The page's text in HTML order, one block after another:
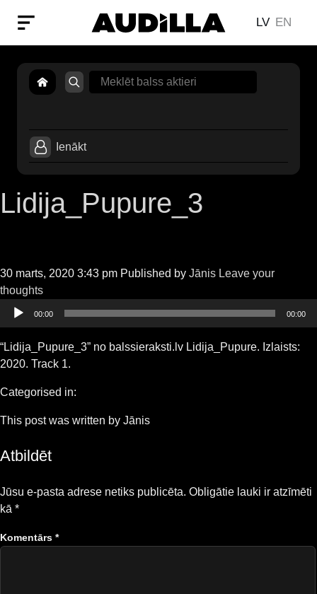
LV EN
Search
for:
Ienākt
Lidija_Pupure_3
30 marts, 2020 3:43 pm Published by Jānis Leave your
thoughtsAudio
00:00 00:00
“Lidija_Pupure_3” no balssieraksti.lv Lidija_Pupure. Izlaists:
2020. Track 1.
Categorised in:
This post was written by Jānis
Atbildēt
Jūsu e-pasta adrese netiks publicēta. Obligātie lauki ir atzīmēti
kā *
Komentārs *